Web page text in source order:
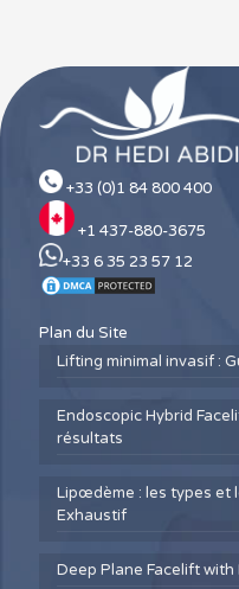
+33 (0)1 84 800 400
+1 437-880-3675
+33 6 35 23 57 12
Plan du Site
Lifting minimal invasif :
Endoscopic Hybrid
résultats
Lipœdème : les types et
Exhaustif
Deep Plane Facelift